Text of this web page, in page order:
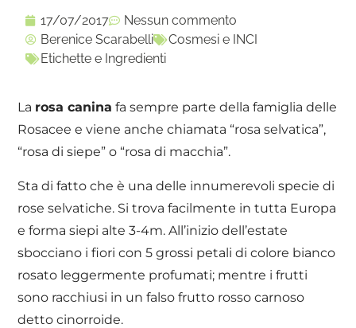
17/07/2017
Nessun commento
Berenice Scarabelli
Cosmesi e INCI
Etichette e Ingredienti
La rosa canina fa sempre parte della famiglia delle
Rosacee e viene anche chiamata “rosa selvatica”,
“rosa di siepe” o “rosa di macchia”.
Sta di fatto che è una delle innumerevoli specie di
rose selvatiche. Si trova facilmente in tutta Europa
e forma siepi alte 3-4m. All’inizio dell’estate
sbocciano i fiori con 5 grossi petali di colore bianco
rosato leggermente profumati; mentre i frutti
sono racchiusi in un falso frutto rosso carnoso
detto cinorroide.